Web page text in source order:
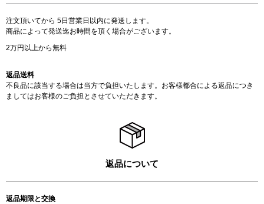
注文頂いてから 5日営業日以内に発送します。
商品によって発送迄お時間を頂く場合がございます。
2万円以上から無料
返品送料
不良品に該当する場合は当方で負担いたします。お客様都合による返品につき
ましてはお客様のご負担とさせていただきます。
返品について
返品期限と交換